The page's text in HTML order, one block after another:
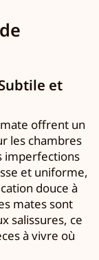
et
offrent un
les chambres
imperfections
et uniforme,
douce à
mates sont
salissures, ce
à vivre où